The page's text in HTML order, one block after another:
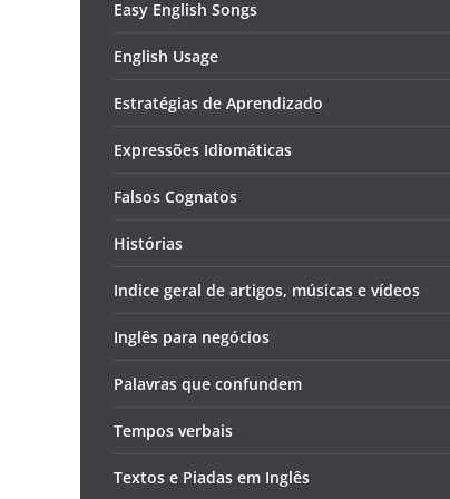
Easy English Songs
English Usage
Estratégias de Aprendizado
Expressões Idiomáticas
Falsos Cognatos
Histórias
Indice geral de artigos, músicas e vídeos
Inglês para negócios
Palavras que confundem
Tempos verbais
Textos e Piadas em Inglês